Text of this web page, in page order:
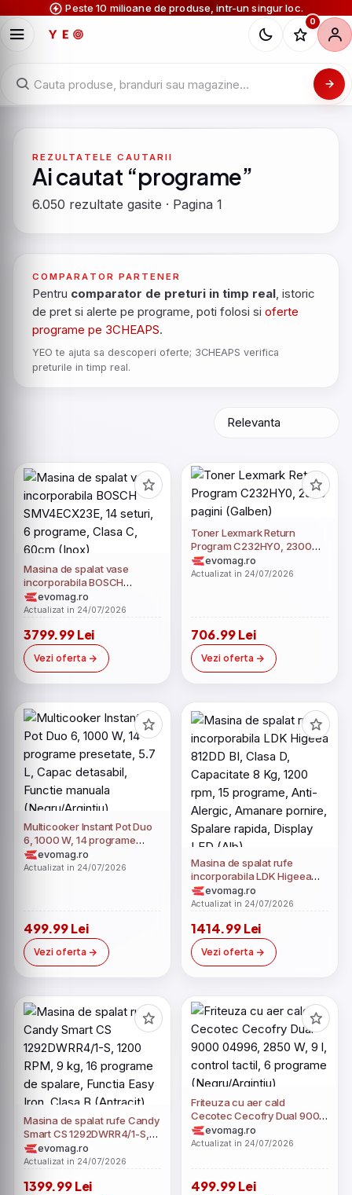
Peste 10 milioane de produse, intr-un singur loc.
0
REZULTATELE CAUTARII
Ai cautat “programe”
6.050 rezultate gasite · Pagina 1
COMPARATOR PARTENER
Pentru comparator de preturi in timp real, istoric
de pret si alerte pe programe, poti folosi si oferte
programe pe 3CHEAPS.
YEO te ajuta sa descoperi oferte; 3CHEAPS verifica
preturile in timp real.
Masina de spalat vase
incorporabila BOSCH
SMV4ECX23E, 14 seturi, 6
programe, Clasa C, 60cm
evomag.ro
Actualizat in 24/07/2026
3799.99 Lei
Vezi oferta
Toner Lexmark Return
Program C232HY0, 2300
pagini (Galben)
evomag.ro
Actualizat in 24/07/2026
706.99 Lei
Vezi oferta
Multicooker Instant Pot Duo
6, 1000 W, 14 programe
presetate, 5.7 L, Capac
detasabil, Functie manuala
evomag.ro
Actualizat in 24/07/2026
499.99 Lei
Vezi oferta
Masina de spalat rufe
incorporabila LDK Higeea
812DD BI, Clasa D,
Capacitate 8 Kg, 1200 rpm,
Amanare pornire, Spalare
rapida, Display LED (Alb)
evomag.ro
Actualizat in 24/07/2026
1414.99 Lei
Vezi oferta
Masina de spalat rufe Candy
Smart CS 1292DWRR4/1-S,
1200 RPM, 9 kg, 16 programe
de spalare, Functia Easy
evomag.ro
Actualizat in 24/07/2026
1399.99 Lei
Friteuza cu aer cald
Cecotec Cecofry Dual 9000
04996, 2850 W, 9 l, control
tactil, 6 programe
evomag.ro
Actualizat in 24/07/2026
499.99 Lei